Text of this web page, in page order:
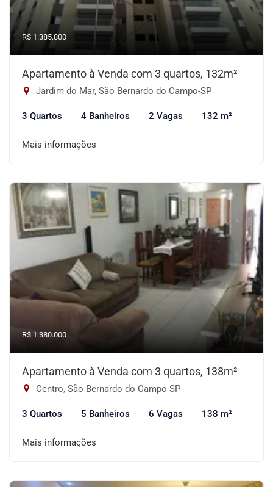
R$ 1.385.800
Apartamento à Venda com 3 quartos, 132m²
Jardim do Mar, São Bernardo do Campo-SP
3 Quartos 4 Banheiros 2 Vagas 132 m²
Mais informações
R$ 1.380.000
Apartamento à Venda com 3 quartos, 138m²
Centro, São Bernardo do Campo-SP
3 Quartos 5 Banheiros 6 Vagas 138 m²
Mais informações